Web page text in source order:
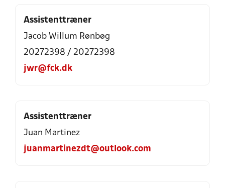
Assistenttræner
Jacob Willum Rønbøg
20272398 / 20272398
jwr@fck.dk
Assistenttræner
Juan Martinez
juanmartinezdt@outlook.com